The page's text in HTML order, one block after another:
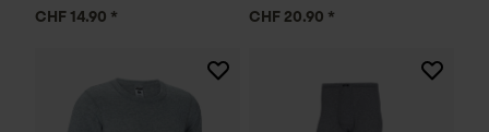
CHF 14.90 * CHF 20.90 *